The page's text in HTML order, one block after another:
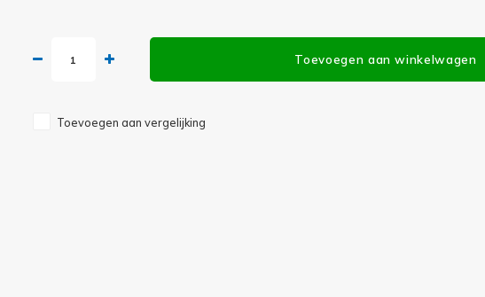
Toevoegen aan winkelwagen
Toevoegen aan vergelijking